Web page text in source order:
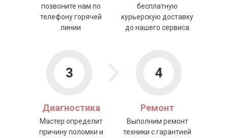
3 4
позвоните нам по
телефону горячей
линии
бесплатную
курьерскую доставку
до нашего сервиса
Диагностика
Мастер определит
причину поломки и
Ремонт
Выполним ремонт
техники с гарантией